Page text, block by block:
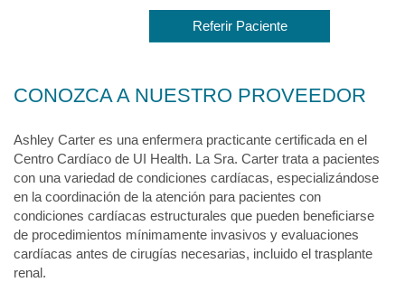
Referir Paciente
CONOZCA A NUESTRO PROVEEDOR
Ashley Carter es una enfermera practicante certificada en el
Centro Cardíaco de UI Health. La Sra. Carter trata a pacientes
con una variedad de condiciones cardíacas, especializándose
en la coordinación de la atención para pacientes con
condiciones cardíacas estructurales que pueden beneficiarse
de procedimientos mínimamente invasivos y evaluaciones
cardíacas antes de cirugías necesarias, incluido el trasplante
renal.